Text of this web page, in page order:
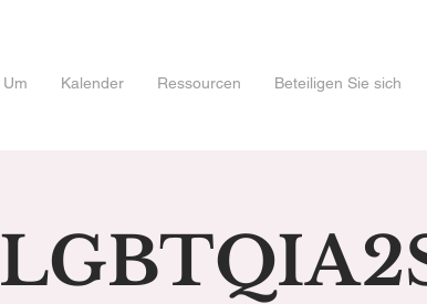
Um Kalender Ressourcen Beteiligen Sie sich